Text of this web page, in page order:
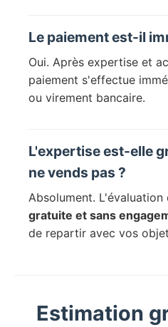
Le paiement est-il
Oui. Après expertise et
paiement s'effectue
ou virement bancaire.
L'expertise est-elle
ne vends pas ?
Absolument. L'évaluation
gratuite et sans
de repartir avec vos
Estimation